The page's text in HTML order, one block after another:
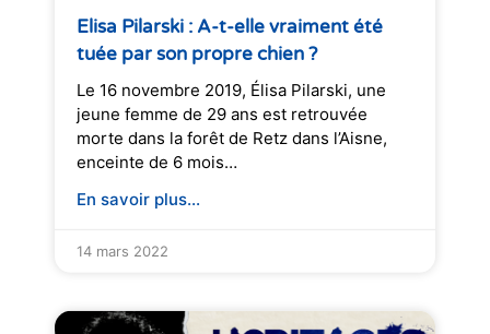
Elisa Pilarski : A-t-elle vraiment été
tuée par son propre chien ?
Le 16 novembre 2019, Élisa Pilarski, une
jeune femme de 29 ans est retrouvée
morte dans la forêt de Retz dans l’Aisne,
enceinte de 6 mois…
En savoir plus...
14 mars 2022